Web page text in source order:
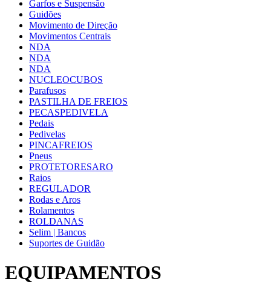
Garfos e Suspensão
Guidões
Movimento de Direção
Movimentos Centrais
NDA
NDA
NDA
NUCLEOCUBOS
Parafusos
PASTILHA DE FREIOS
PECASPEDIVELA
Pedais
Pedivelas
PINCAFREIOS
Pneus
PROTETORESARO
Raios
REGULADOR
Rodas e Aros
Rolamentos
ROLDANAS
Selim | Bancos
Suportes de Guidão
EQUIPAMENTOS